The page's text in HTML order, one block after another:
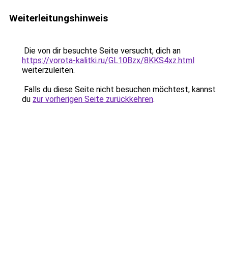
Weiterleitungshinweis
Die von dir besuchte Seite versucht, dich an
https://vorota-kalitki.ru/GL10Bzx/8KKS4xz.html
weiterzuleiten.
Falls du diese Seite nicht besuchen möchtest, kannst
du zur vorherigen Seite zurückkehren.